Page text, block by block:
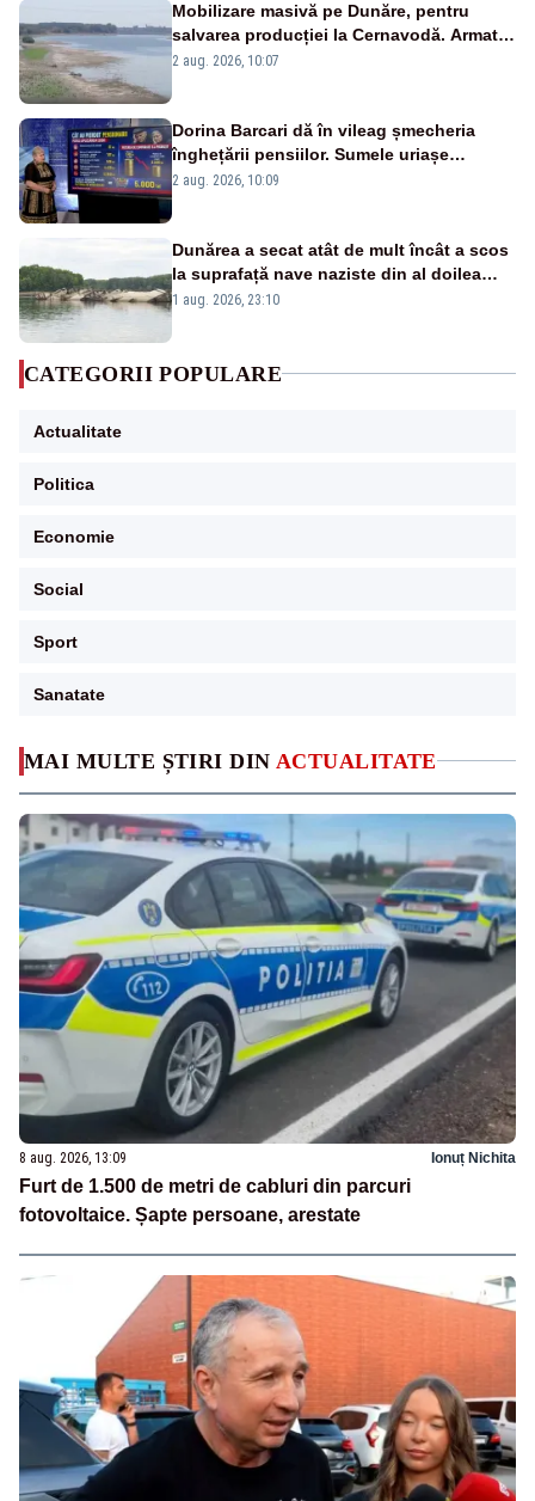
MAI MULTE ȘTIRI DIN ACTUALITATE
8 aug. 2026, 13:09 Ionuț Nichita
Furt de 1.500 de metri de cabluri din parcuri
fotovoltaice. Șapte persoane, arestate
Mobilizare masivă pe Dunăre, pentru
salvarea producției la Cernavodă. Armata
va detona o stâncă și va devia apa
2 aug. 2026, 10:07
Dorina Barcari dă în vileag șmecheria
înghețării pensiilor. Sumele uriașe
pierdute de fiecare român
2 aug. 2026, 10:09
Dunărea a secat atât de mult încât a scos
la suprafață nave naziste din al doilea
război mondial
1 aug. 2026, 23:10
CATEGORII POPULARE
Actualitate
Politica
Economie
Social
Sport
Sanatate